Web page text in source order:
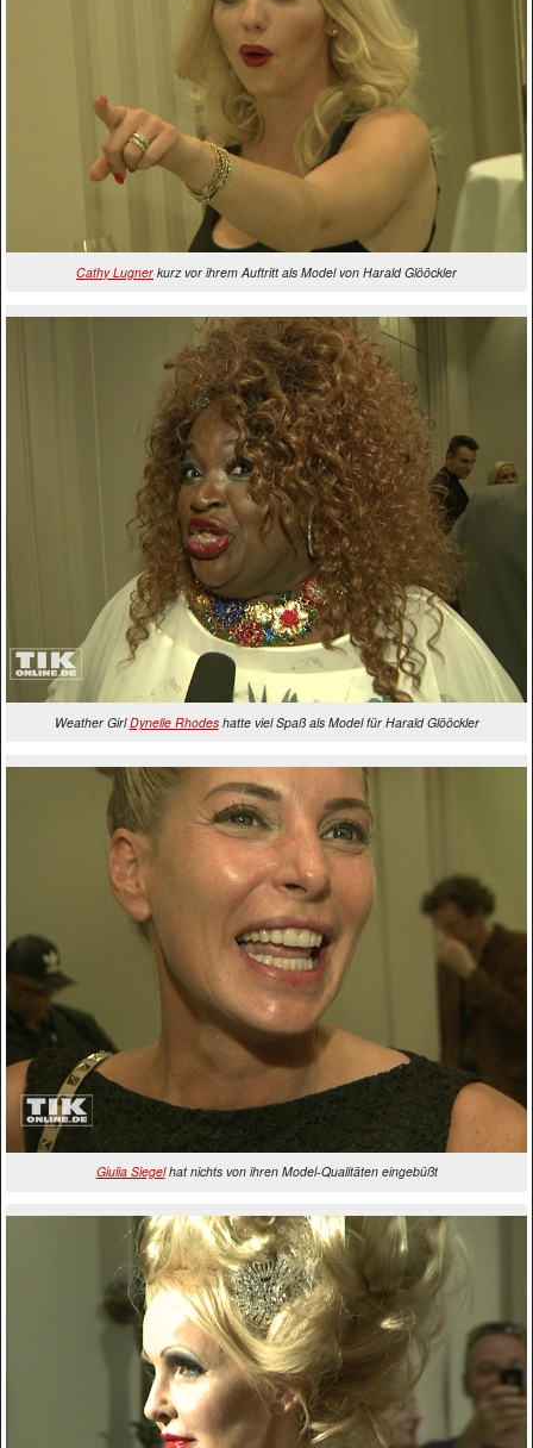
Cathy Lugner kurz vor ihrem Auftritt als Model von Harald Glööckler
Weather GirlDynelle Rhodeshatte viel Spaß als Model für Harald Glööckler
Giulia Siegelhat nichts von ihren Model-Qualitäten eingebüßt